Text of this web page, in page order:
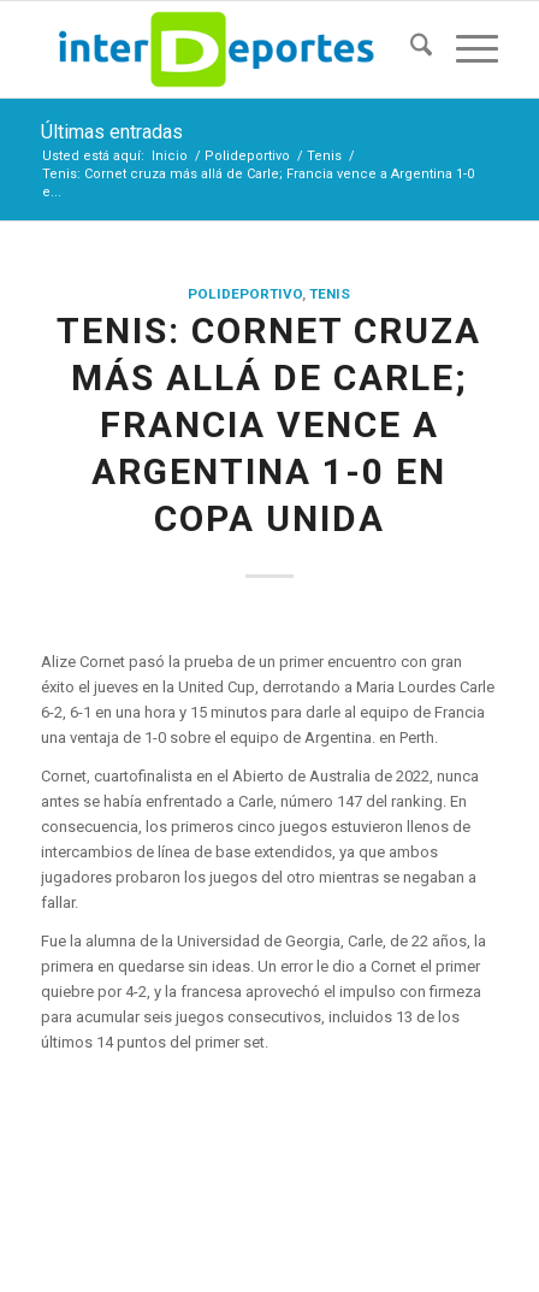
Últimas entradas
Usted está aquí: Inicio / Polideportivo / Tenis /
Tenis: Cornet cruza más allá de Carle; Francia vence a Argentina 1-0
e...
POLIDEPORTIVO,TENIS
TENIS: CORNET CRUZA
MÁS ALLÁ DE CARLE;
FRANCIA VENCE A
ARGENTINA 1-0 EN
COPA UNIDA
Alize Cornet pasó la prueba de un primer encuentro con gran
éxito el jueves en la United Cup, derrotando a Maria Lourdes Carle
6-2, 6-1 en una hora y 15 minutos para darle al equipo de Francia
una ventaja de 1-0 sobre el equipo de Argentina. en Perth.
Cornet, cuartofinalista en el Abierto de Australia de 2022, nunca
antes se había enfrentado a Carle, número 147 del ranking. En
consecuencia, los primeros cinco juegos estuvieron llenos de
intercambios de línea de base extendidos, ya que ambos
jugadores probaron los juegos del otro mientras se negaban a
fallar.
Fue la alumna de la Universidad de Georgia, Carle, de 22 años, la
primera en quedarse sin ideas. Un error le dio a Cornet el primer
quiebre por 4-2, y la francesa aprovechó el impulso con firmeza
para acumular seis juegos consecutivos, incluidos 13 de los
últimos 14 puntos del primer set.